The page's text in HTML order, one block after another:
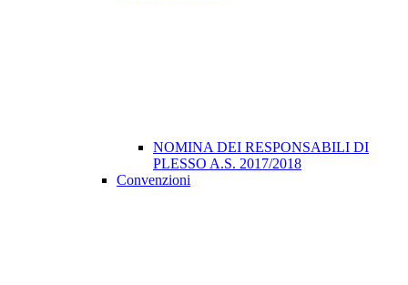
NOMINA DEI RESPONSABILI DI
PLESSO A.S. 2017/2018
Convenzioni